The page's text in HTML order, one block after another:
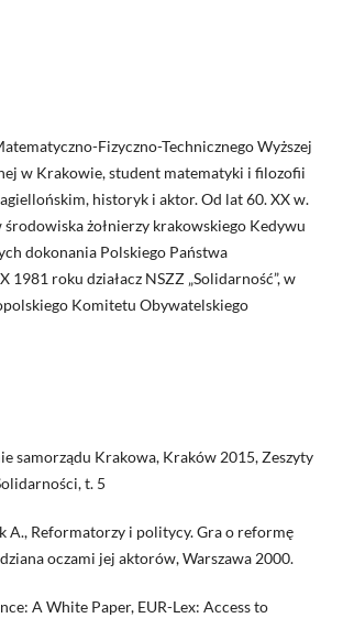
Fizyczno-Technicznego Wyższej
w Krakowie, student matematyki i filozofii
historyk i aktor. Od lat 60. XX w.
żołnierzy krakowskiego Kedywu
dokonania Polskiego Państwa
1981 roku działacz NSZZ „Solidarność”, w
Komitetu Obywatelskiego
samorządu Krakowa, Kraków 2015, Zeszyty
t. 5
A., Reformatorzy i politycy. Gra o reformę
oczami jej aktorów, Warszawa 2000.
A White Paper, EUR-Lex: Access to